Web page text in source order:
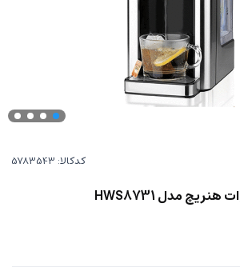
کدکالا: